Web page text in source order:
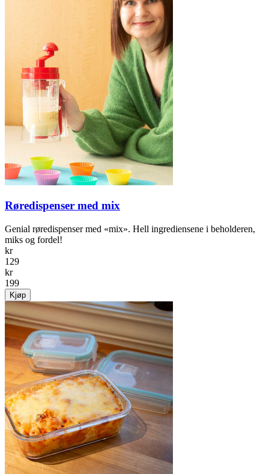
Røredispenser med mix
Genial røredispenser med «mix». Hell ingrediensene i beholderen,
miks og fordel!
kr
129
kr
199
Kjøp